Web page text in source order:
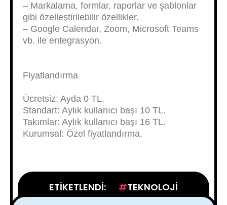
– Markalama, formlar, raporlar ve şablonlar
gibi özelleştirilebilir özellikler.
– Google Calendar, Zoom, Microsoft Teams
vb. ile entegrasyon.
Fiyatlandırma
Ücretsiz: Ayda 0 TL.
Standart: Aylık kullanıcı başı 10 TL.
Takımlar: Aylık kullanıcı başı 16 TL.
Kurumsal: Özel fiyatlandırma.
ETIKETLENDI: TEKNOLOJI